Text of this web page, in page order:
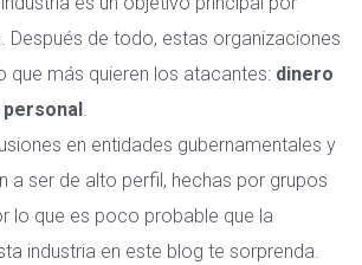
Después de todo, estas organizaciones
que más quieren los atacantes: dinero
.
en entidades gubernamentales y
a ser de alto perfil, hechas por grupos
lo que es poco probable que la
industria en este blog te sorprenda.